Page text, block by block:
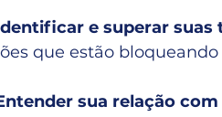
e superar suas
que estão
sua relação